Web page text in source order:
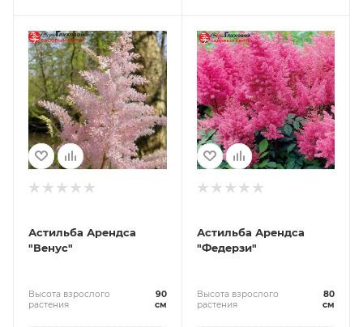
Астильба Арендса
"Венус"
Высота взрослого
растения
90
см
Астильба Арендса
"Федерзи"
Высота взрослого
растения
80
см